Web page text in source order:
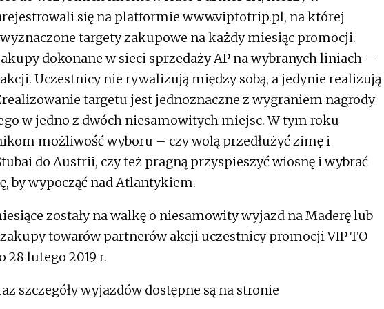
się na platformie www.viptotrip.pl, na której
targety zakupowe na każdy miesiąc promocji.
dokonane w sieci sprzedaży AP na wybranych liniach –
Uczestnicy nie rywalizują między sobą, a jedynie realizują
targetu jest jednoznaczne z wygraniem nagrody
w jedno z dwóch niesamowitych miejsc. W tym roku
możliwość wyboru – czy wolą przedłużyć zimę i
do Austrii, czy też pragną przyspieszyć wiosnę i wybrać
by wypocząć nad Atlantykiem.
zostały na walkę o niesamowity wyjazd na Maderę lub
towarów partnerów akcji uczestnicy promocji VIP TO
28 lutego 2019 r.
szczegóły wyjazdów dostępne są na stronie